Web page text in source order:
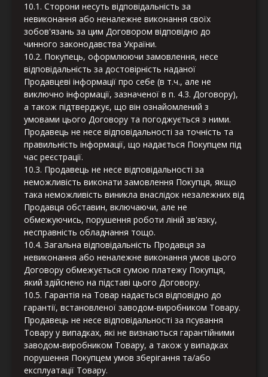
10.1. Сторони несуть відповідальність за
невиконання або неналежне виконання своїх
зобов'язань за цим Договором відповідно до
чинного законодавства України.
10.2. Покупець, оформлюючи замовлення, несе
відповідальність за достовірність наданої
Продавцеві інформації про себе (в т.ч., але не
виключно інформації, зазначеної в п. 4.3. Договору),
а також підтверджує, що він ознайомлений з
умовами цього Договору та погоджується з ними.
Продавець не несе відповідальності за точність та
правильність інформації, що надається Покупцем під
час реєстрації.
10.3. Продавець не несе відповідальності за
неможливість виконати замовлення Покупця, якщо
така неможливість виникла внаслідок незалежних від
Продавця обставин, включаючи, але не
обмежуючись, порушення роботи ліній зв'язку,
несправність обладнання тощо.
10.4. Загальна відповідальність Продавця за
невиконання або неналежне виконання умов цього
Договору обмежується сумою платежу Покупця,
який здійснено на підставі цього Договору.
10.5. Гарантія на Товар надається відповідно до
гарантії, встановленої заводом-виробником Товару.
Продавець не несе відповідальності за псування
Товару у випадках, які не визнаються гарантійними
заводом-виробником Товару, а також у випадках
порушення Покупцем умов зберігання та/або
експлуатації Товару.